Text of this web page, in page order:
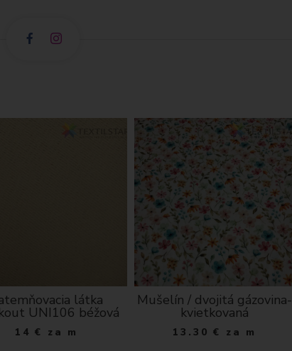
látka
UNI106 béžová
14 € za m
Mušelín / dvojitá gázovina-
kvietkovaná
13.30 € za m